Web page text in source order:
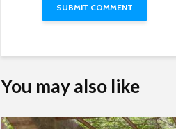
You may also like